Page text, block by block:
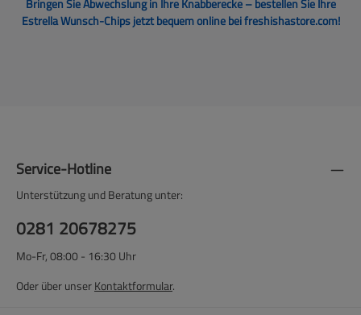
Estrella Wunsch-Chips jetzt bequem online bei freshishastore.com!
Service-Hotline
Unterstützung und Beratung unter:
0281 20678275
Mo-Fr, 08:00 - 16:30 Uhr
Oder über unserKontaktformular.